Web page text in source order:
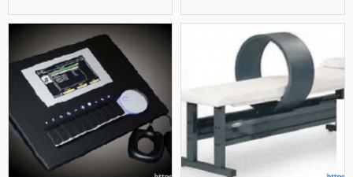
Nếu bạn cần tư vấn về sản phẩm này hãy nhấn nútĐĂNG KÝđể lại
thông tin cho chúng tôi.
Để biết thêm chi tiết về các sản phẩm tại Thiết bị y tế Hải Minh, kính
mời quý khách hàng hãy nhấn vào các sản phẩm chi tiết phía
dưới.
TBYT Hải Minh rất vui khi được là đối tác của quý khách hàng!